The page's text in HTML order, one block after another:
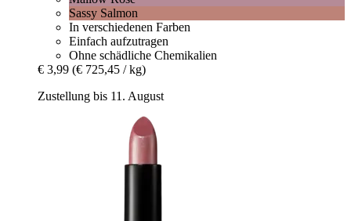
Sassy Salmon
In verschiedenen Farben
Einfach aufzutragen
Ohne schädliche Chemikalien
€ 3,99 (€ 725,45 / kg)
Zustellung bis 11. August